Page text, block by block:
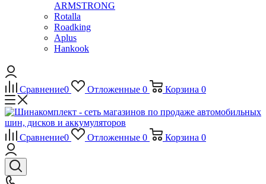
ARMSTRONG
Rotalla
Roadking
Aplus
Hankook
Сравнение0 Отложенные 0 Корзина 0
Сравнение0 Отложенные 0 Корзина 0